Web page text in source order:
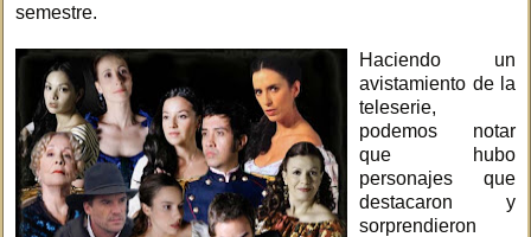
semestre.
Haciendo un
avistamiento de la
teleserie,
podemos notar
que hubo
personajes que
destacaron y
sorprendieron